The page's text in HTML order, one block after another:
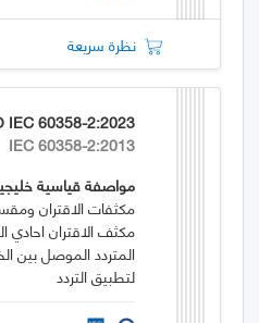
نظرة سريعة
IEC 60358-2:2023
IEC 60358-2:2013
مواصفة قياسية
مكثف الاقتران احادي
المتردد الموصل بين
لتطبيق التردد